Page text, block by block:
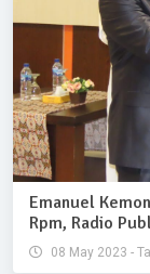
Emanuel
Rpm, Radio
08 May 2023 -